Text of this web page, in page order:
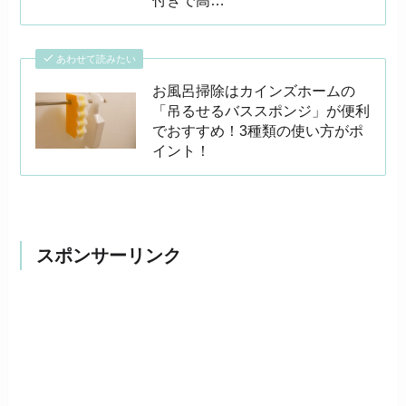
あわせて読みたい
お風呂掃除はカインズホームの
「吊るせるバススポンジ」が便利
でおすすめ！3種類の使い方がポ
イント！
スポンサーリンク